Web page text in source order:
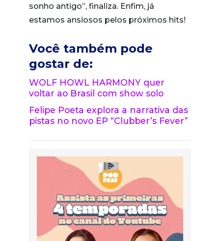
sonho antigo”, finaliza. Enfim, já
estamos ansiosos pelos próximos hits!
Você também pode
gostar de:
WOLF HOWL HARMONY quer
voltar ao Brasil com show solo
Felipe Poeta explora a narrativa das
pistas no novo EP “Clubber’s Fever”